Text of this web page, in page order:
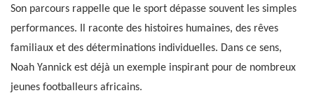
Son parcours rappelle que le sport dépasse souvent les simples
performances. Il raconte des histoires humaines, des rêves
familiaux et des déterminations individuelles. Dans ce sens,
Noah Yannick est déjà un exemple inspirant pour de nombreux
jeunes footballeurs africains.